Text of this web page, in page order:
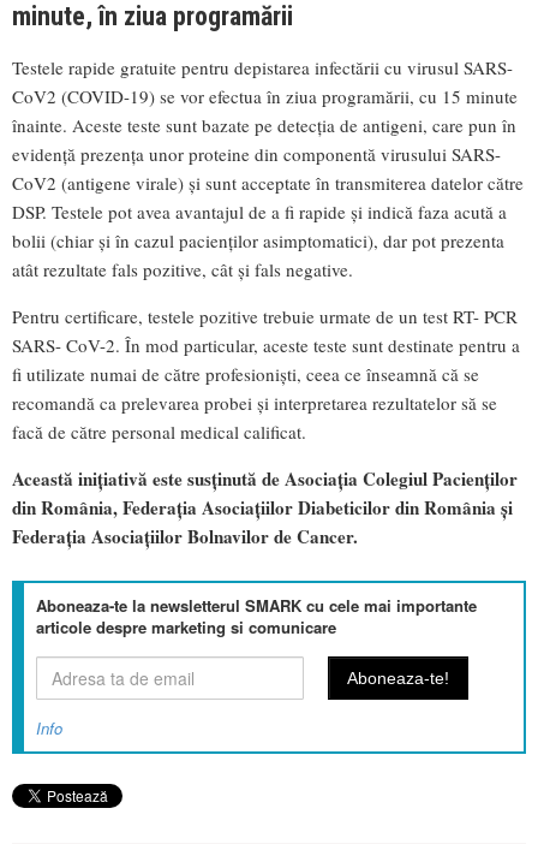
minute, în ziua programării
Testele rapide gratuite pentru depistarea infectării cu virusul SARS-
CoV2 (COVID-19) se vor efectua în ziua programării, cu 15 minute
înainte. Aceste teste sunt bazate pe detecția de antigeni, care pun în
evidență prezența unor proteine din componentă virusului SARS-
CoV2 (antigene virale) și sunt acceptate în transmiterea datelor către
DSP. Testele pot avea avantajul de a fi rapide și indică faza acută a
bolii (chiar și în cazul pacienților asimptomatici), dar pot prezenta
atât rezultate fals pozitive, cât și fals negative.
Pentru certificare, testele pozitive trebuie urmate de un test RT- PCR
SARS- CoV-2. În mod particular, aceste teste sunt destinate pentru a
fi utilizate numai de către profesioniști, ceea ce înseamnă că se
recomandă ca prelevarea probei și interpretarea rezultatelor să se
facă de către personal medical calificat.
Această inițiativă este susținută de Asociaţia Colegiul Pacienţilor
din România, Federaţia Asociaţiilor Diabeticilor din România și
Federația Asociațiilor Bolnavilor de Cancer.
Aboneaza-te la newsletterul SMARK cu cele mai importante
articole despre marketing si comunicare
Info